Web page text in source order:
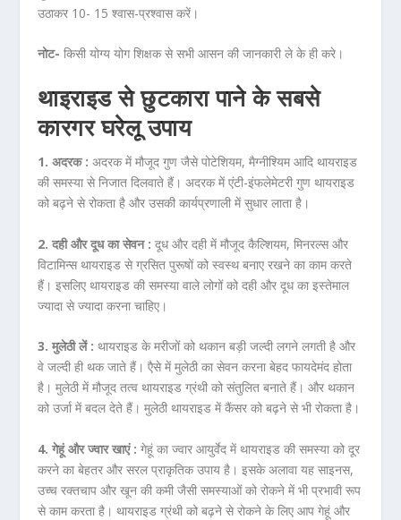
उठाकर 10- 15 श्वास-प्रश्वास करें।
नोट-किसी योग्य योग शिक्षक से सभी आसन की जानकारी ले के ही करे।
थाइराइड से छुटकारा पाने के सबसे
कारगर घरेलू उपाय
1. अदरक : अदरक में मौजूद गुण जैसे पोटेशियम, मैग्नीश्यिम आदि थायराइड
की समस्या से निजात दिलवाते हैं। अदरक में एंटी-इंफलेमेटरी गुण थायराइड
को बढ़ने से रोकता है और उसकी कार्यप्रणाली में सुधार लाता है।
2. दही और दूध का सेवन : दूध और दही में मौजूद कैल्शियम, मिनरल्स और
विटामिन्स थायराइड से ग्रसित पुरूषों को स्वस्थ बनाए रखने का काम करते
हैं। इसलिए थायराइड की समस्या वाले लोगों को दही और दूध का इस्तेमाल
ज्यादा से ज्यादा करना चाहिए।
3. मुलेठी लें : थायराइड के मरीजों को थकान बड़ी जल्दी लगने लगती है और
वे जल्दी ही थक जाते हैं। एैसे में मुलेठी का सेवन करना बेहद फायदेमंद होता
है। मुलेठी में मौजूद तत्व थायराइड ग्रंथी को संतुलित बनाते हैं। और थकान
को उर्जा में बदल देते हैं। मुलेठी थायराइड में कैंसर को बढ़ने से भी रोकता है।
4. गेहूं और ज्वार खाएं : गेहूं का ज्वार आयुर्वेद में थायराइड की समस्या को दूर
करने का बेहतर और सरल प्राकृतिक उपाय है। इसके अलावा यह साइनस,
उच्च रक्तचाप और खून की कमी जैसी समस्याओं को रोकने में भी प्रभावी रूप
से काम करता है। थायराइड ग्रंथी को बढ़ने से रोकने के लिए आप गेहूं और